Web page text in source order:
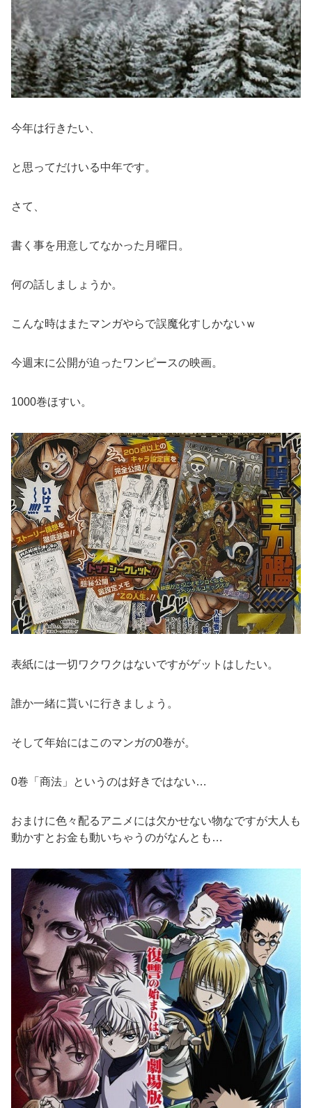
今年は行きたい、
と思ってだけいる中年です。
さて、
書く事を用意してなかった月曜日。
何の話しましょうか。
こんな時はまたマンガやらで誤魔化すしかないｗ
今週末に公開が迫ったワンピースの映画。
1000巻ほすい。
表紙には一切ワクワクはないですがゲットはしたい。
誰か一緒に貰いに行きましょう。
そして年始にはこのマンガの0巻が。
0巻「商法」というのは好きではない…
おまけに色々配るアニメには欠かせない物なですが大人も
動かすとお金も動いちゃうのがなんとも…